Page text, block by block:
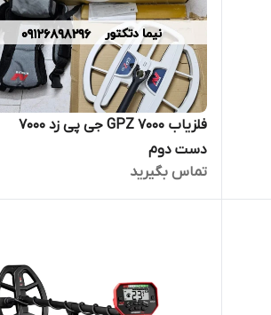
فلزیاب GPZ 7000 جی پی زد 7000
دست دوم
تماس بگیرید